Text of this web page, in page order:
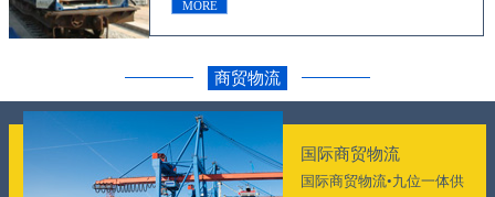
MORE
商贸物流
国际商贸物流
国际商贸物流•九位一体供